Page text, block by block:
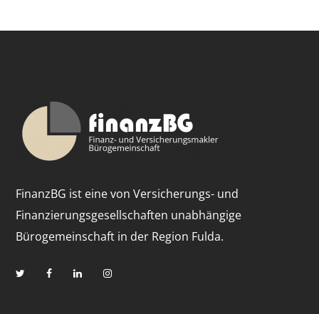
FinanzBG ist eine von Versicherungs- und
Finanzierungsgesellschaften unabhängige
Bürogemeinschaft in der Region Fulda.